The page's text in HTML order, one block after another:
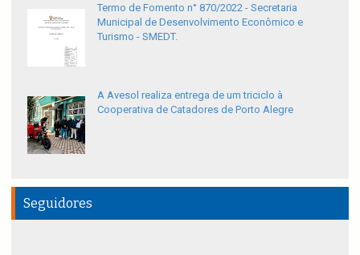
Termo de Fomento n° 870/2022 - Secretaria
Municipal de Desenvolvimento Econômico e
Turismo - SMEDT.
A Avesol realiza entrega de um triciclo à
Cooperativa de Catadores de Porto Alegre
Seguidores